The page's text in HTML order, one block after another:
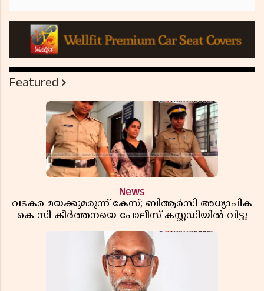
Featured
News
വടകര മയക്കുമരുന്ന് കേസ്; ബിആർസി അധ്യാപിക
കെ സി കീർത്തനയെ പോലീസ് കസ്റ്റഡിയിൽ വിട്ടു